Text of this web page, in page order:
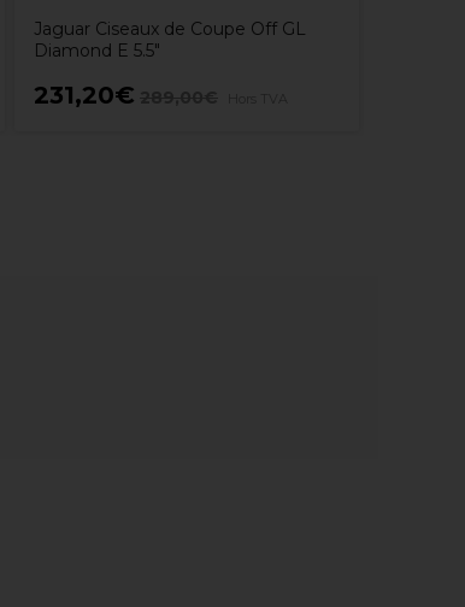
Jaguar Ciseaux de Coupe Off GL
Diamond E 5.5"
231,20€